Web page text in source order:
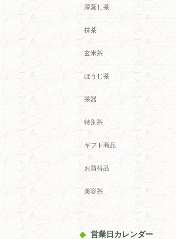
深蒸し茶
抹茶
玄米茶
ほうじ茶
茶器
特別茶
ギフト商品
お買得品
美容茶
営業日カレンダー